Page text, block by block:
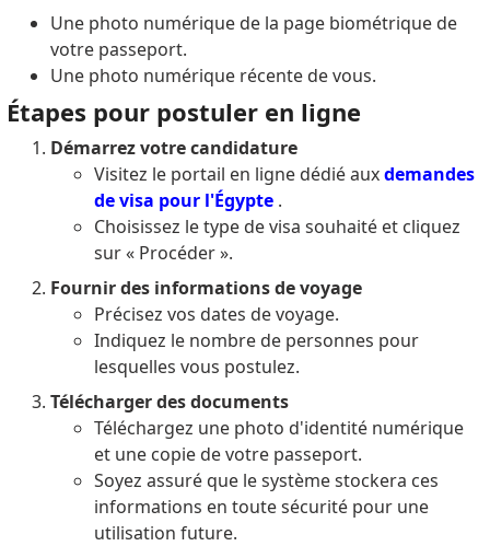
Une photo numérique de la page biométrique de
votre passeport.
Une photo numérique récente de vous.
Étapes pour postuler en ligne
Démarrez votre candidature
Visitez le portail en ligne dédié auxdemandes
de visa pour l'Égypte.
Choisissez le type de visa souhaité et cliquez
sur « Procéder ».
Fournir des informations de voyage
Précisez vos dates de voyage.
Indiquez le nombre de personnes pour
lesquelles vous postulez.
Télécharger des documents
Téléchargez une photo d'identité numérique
et une copie de votre passeport.
Soyez assuré que le système stockera ces
informations en toute sécurité pour une
utilisation future.